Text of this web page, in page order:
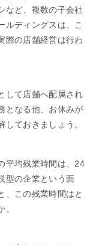
など、複数の子会社
ルディングスは、こ
際の店舗経営は行わ
して店舗へ配属され
となる他、お休みが
ておきましょう。
平均残業時間は、24
型の企業という面
、この残業時間はと